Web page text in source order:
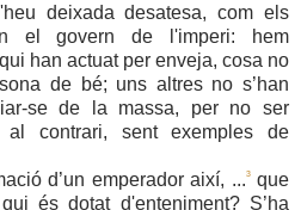
deixada desatesa, com els
el govern de l'imperi: hem
han actuat per enveja, cosa no
de bé; uns altres no s’han
se de la massa, per no ser
contrari, sent exemples de
d’un emperador així, ...3que
és dotat d'enteniment? S’ha